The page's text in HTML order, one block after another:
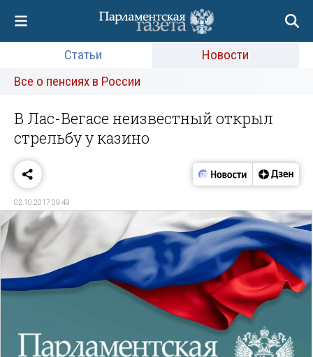
Статьи
Новости
Все о пенсиях в России
В Лас-Вегасе неизвестный открыл
стрельбу у казино
02.10.2017 09:49